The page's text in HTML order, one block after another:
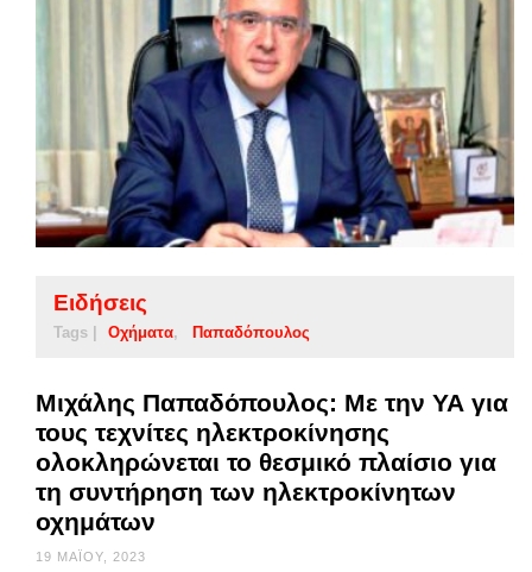
Ειδήσεις
Tags | Οχήματα Παπαδόπουλος
Μιχάλης Παπαδόπουλος: Με την ΥΑ για
τους τεχνίτες ηλεκτροκίνησης
ολοκληρώνεται το θεσμικό πλαίσιο για
τη συντήρηση των ηλεκτροκίνητων
οχημάτων
19 ΜΑΪ́ΟΥ, 2023